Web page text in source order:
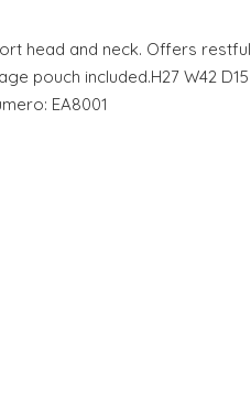
head and neck. Offers restful
pouch included.H27 W42 D15
EA8001